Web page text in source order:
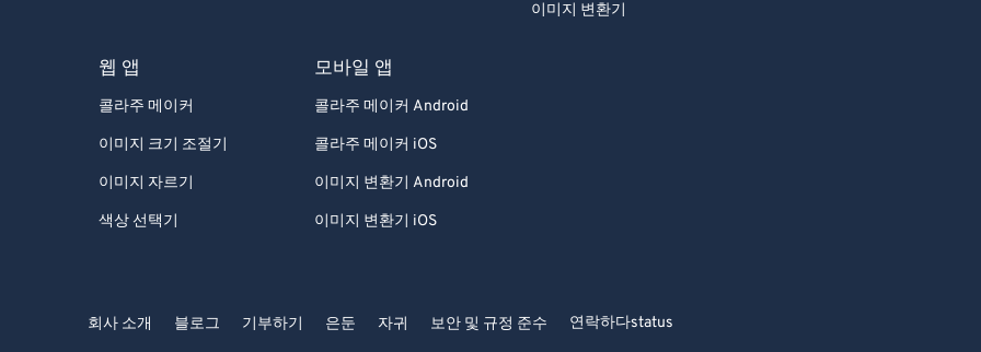
이미지 변환기
웹 앱
콜라주 메이커
이미지 크기 조절기
이미지 자르기
색상 선택기
모바일 앱
콜라주 메이커 Android
콜라주 메이커 iOS
이미지 변환기 Android
이미지 변환기 iOS
회사 소개 블로그 기부하기 은둔 자귀 보안 및 규정 준수 연락하다status